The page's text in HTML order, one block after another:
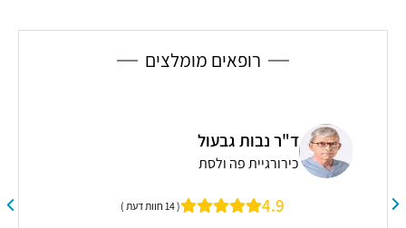
רופאים מומלצים
ד"ר נבות גבעול
כירורגיית פה ולסת
4.9 ( 14 חוות דעת )